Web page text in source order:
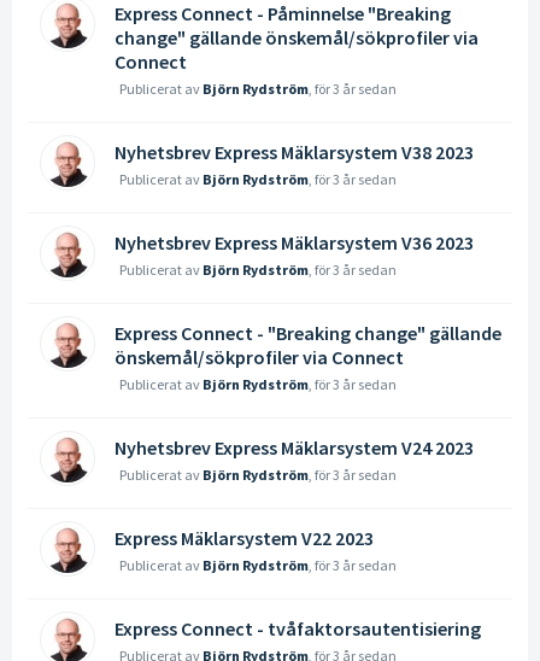
Express Connect - Påminnelse "Breaking
change" gällande önskemål/sökprofiler via
Connect
Publicerat av Björn Rydström, för 3 år sedan
Nyhetsbrev Express Mäklarsystem V38 2023
Publicerat av Björn Rydström, för 3 år sedan
Nyhetsbrev Express Mäklarsystem V36 2023
Publicerat av Björn Rydström, för 3 år sedan
Express Connect - "Breaking change" gällande
önskemål/sökprofiler via Connect
Publicerat av Björn Rydström, för 3 år sedan
Nyhetsbrev Express Mäklarsystem V24 2023
Publicerat av Björn Rydström, för 3 år sedan
Express Mäklarsystem V22 2023
Publicerat av Björn Rydström, för 3 år sedan
Express Connect - tvåfaktorsautentisiering
Publicerat av Björn Rydström, för 3 år sedan